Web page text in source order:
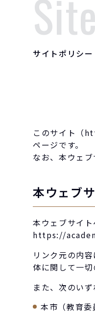
サイトポリシー
このサイト（
ページです。
なお、本ウェ
本ウェブ
本ウェブサイ
https://
リンク元の内
体に関して一切
また、次のい
本市（教育